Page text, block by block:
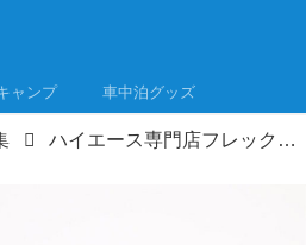
ャンプ 車中泊グッズ
ハイエース専門店フレックスがキャンピングカーなど15台をジャパンキャンピングカーショー2024で一挙展示！